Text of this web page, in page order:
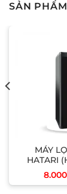
SẢN
MÁY
HATARI